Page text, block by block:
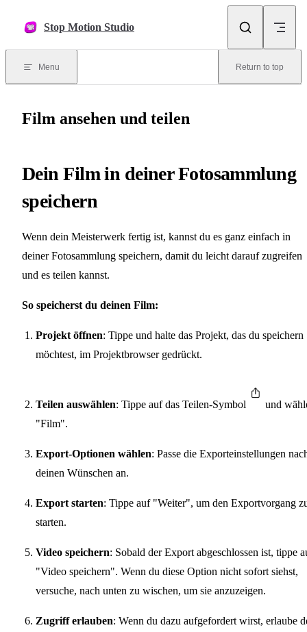
Stop Motion Studio
Menu Return to top
Film ansehen und teilen
Dein Film in deiner Fotosammlung
speichern
Wenn dein Meisterwerk fertig ist, kannst du es ganz einfach in
deiner Fotosammlung speichern, damit du leicht darauf zugreifen
und es teilen kannst.
So speicherst du deinen Film:
Projekt öffnen: Tippe und halte das Projekt, das du speichern
möchtest, im Projektbrowser gedrückt.
Teilen auswählen: Tippe auf das Teilen-Symbol
und
"Film".
Export-Optionen wählen: Passe die Exporteinstellungen
deinen Wünschen an.
Export starten: Tippe auf "Weiter", um den Exportvorgang
starten.
Video speichern: Sobald der Export abgeschlossen ist, tippe
"Video speichern". Wenn du diese Option nicht sofort siehst,
versuche, nach unten zu wischen, um sie anzuzeigen.
Zugriff erlauben: Wenn du dazu aufgefordert wirst, erlaube